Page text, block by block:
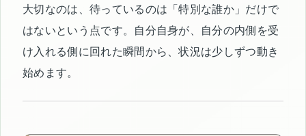
大切なのは、待っているのは「特別な誰か」だけで
はないという点です。自分自身が、自分の内側を受
け入れる側に回れた瞬間から、状況は少しずつ動き
始めます。